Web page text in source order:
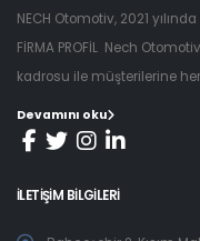
NECH Otomotiv, 2021
FİRMA PROFİL Nech
kadrosu ile müşterilerine
Devamını oku
İLETIŞIM BILGILERI